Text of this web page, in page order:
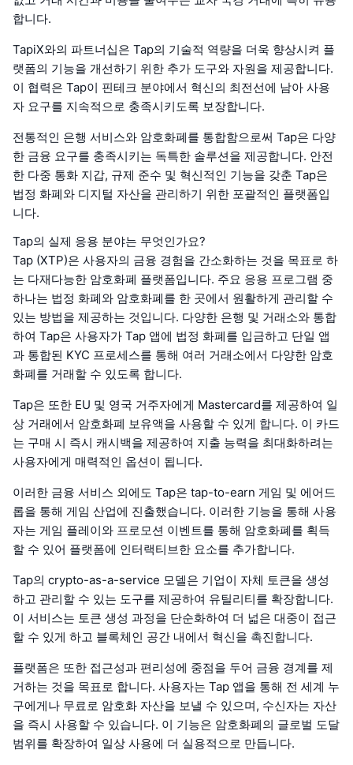
합니다.
TapiX와의 파트너십은 Tap의 기술적 역량을 더욱 향상시켜 플
랫폼의 기능을 개선하기 위한 추가 도구와 자원을 제공합니다.
이 협력은 Tap이 핀테크 분야에서 혁신의 최전선에 남아 사용
자 요구를 지속적으로 충족시키도록 보장합니다.
전통적인 은행 서비스와 암호화폐를 통합함으로써 Tap은 다양
한 금융 요구를 충족시키는 독특한 솔루션을 제공합니다. 안전
한 다중 통화 지갑, 규제 준수 및 혁신적인 기능을 갖춘 Tap은
법정 화폐와 디지털 자산을 관리하기 위한 포괄적인 플랫폼입
니다.
Tap의 실제 응용 분야는 무엇인가요?
Tap (XTP)은 사용자의 금융 경험을 간소화하는 것을 목표로 하
는 다재다능한 암호화폐 플랫폼입니다. 주요 응용 프로그램 중
하나는 법정 화폐와 암호화폐를 한 곳에서 원활하게 관리할 수
있는 방법을 제공하는 것입니다. 다양한 은행 및 거래소와 통합
하여 Tap은 사용자가 Tap 앱에 법정 화폐를 입금하고 단일 앱
과 통합된 KYC 프로세스를 통해 여러 거래소에서 다양한 암호
화폐를 거래할 수 있도록 합니다.
Tap은 또한 EU 및 영국 거주자에게 Mastercard를 제공하여 일
상 거래에서 암호화폐 보유액을 사용할 수 있게 합니다. 이 카드
는 구매 시 즉시 캐시백을 제공하여 지출 능력을 최대화하려는
사용자에게 매력적인 옵션이 됩니다.
이러한 금융 서비스 외에도 Tap은 tap-to-earn 게임 및 에어드
롭을 통해 게임 산업에 진출했습니다. 이러한 기능을 통해 사용
자는 게임 플레이와 프로모션 이벤트를 통해 암호화폐를 획득
할 수 있어 플랫폼에 인터랙티브한 요소를 추가합니다.
Tap의 crypto-as-a-service 모델은 기업이 자체 토큰을 생성
하고 관리할 수 있는 도구를 제공하여 유틸리티를 확장합니다.
이 서비스는 토큰 생성 과정을 단순화하여 더 넓은 대중이 접근
할 수 있게 하고 블록체인 공간 내에서 혁신을 촉진합니다.
플랫폼은 또한 접근성과 편리성에 중점을 두어 금융 경계를 제
거하는 것을 목표로 합니다. 사용자는 Tap 앱을 통해 전 세계 누
구에게나 무료로 암호화 자산을 보낼 수 있으며, 수신자는 자산
을 즉시 사용할 수 있습니다. 이 기능은 암호화폐의 글로벌 도달
범위를 확장하여 일상 사용에 더 실용적으로 만듭니다.